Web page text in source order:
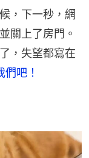
，下一秒，網
關上了房門。
，失望都寫在
吧！